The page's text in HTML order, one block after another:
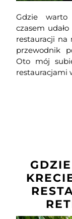
Gdzie
czasem
restauracji na
przewodnik
Oto mój
restauracjami